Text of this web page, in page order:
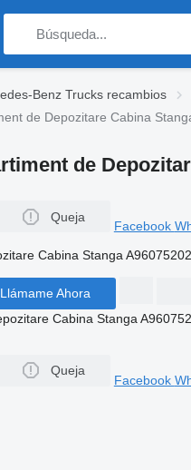
Benz Trucks recambios
de Depozitare Cabina
de
Queja
Facebook
Cabina Stanga
Llámame Ahora
Queja
Facebook